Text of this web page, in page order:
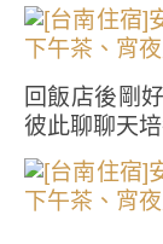
回飯店後剛
彼此聊聊天